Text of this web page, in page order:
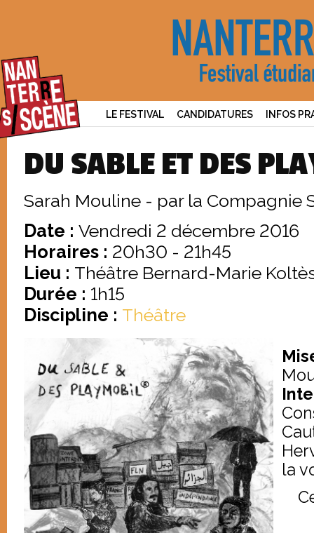
LE FESTIVAL CANDIDATURES INFOS
DU SABLE ET DES
Sarah Mouline - par la Compagnie
Date : Vendredi 2 décembre 2016
Horaires : 20h30 - 21h45
Lieu : Théâtre Bernard-Marie
Durée : 1h15
Discipline : Théâtre
la